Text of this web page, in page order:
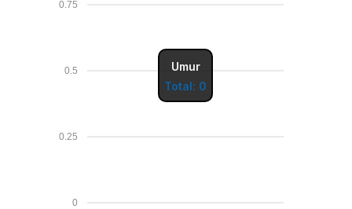
0
0.25
0.5
0.75
Umur
Total: 0